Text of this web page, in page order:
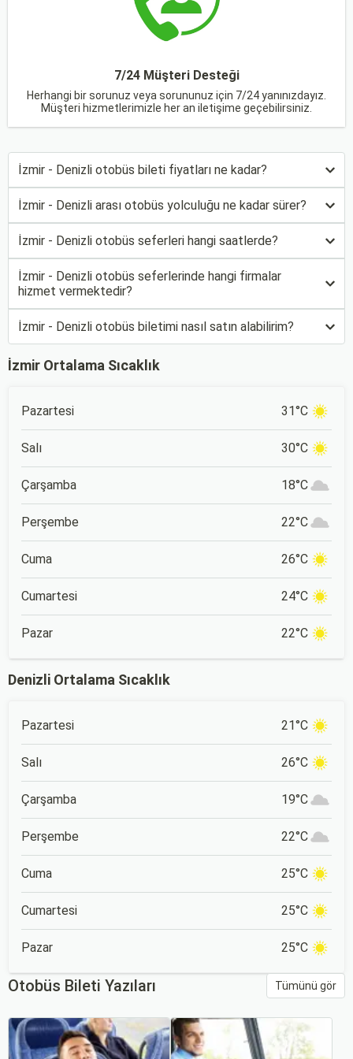
7/24 Müşteri Desteği
Herhangi bir sorunuz veya sorununuz için 7/24 yanınızdayız.
Müşteri hizmetlerimizle her an iletişime geçebilirsiniz.
İzmir - Denizli otobüs bileti fiyatları ne kadar?
İzmir - Denizli arası otobüs yolculuğu ne kadar sürer?
İzmir - Denizli otobüs seferleri hangi saatlerde?
İzmir - Denizli otobüs seferlerinde hangi firmalar
hizmet vermektedir?
İzmir - Denizli otobüs biletimi nasıl satın alabilirim?
İzmir Ortalama Sıcaklık
Pazartesi 31°C
Salı 30°C
Çarşamba 18°C
Perşembe 22°C
Cuma 26°C
Cumartesi 24°C
Pazar 22°C
Denizli Ortalama Sıcaklık
Pazartesi 21°C
Salı 26°C
Çarşamba 19°C
Perşembe 22°C
Cuma 25°C
Cumartesi 25°C
Pazar 25°C
Otobüs Bileti Yazıları Tümünü gör